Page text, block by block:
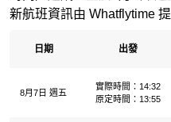
新航班資訊由 Whatflytime 提
日期 出發
8月7日 週五
實際時間：14:32
原定時間：13:55